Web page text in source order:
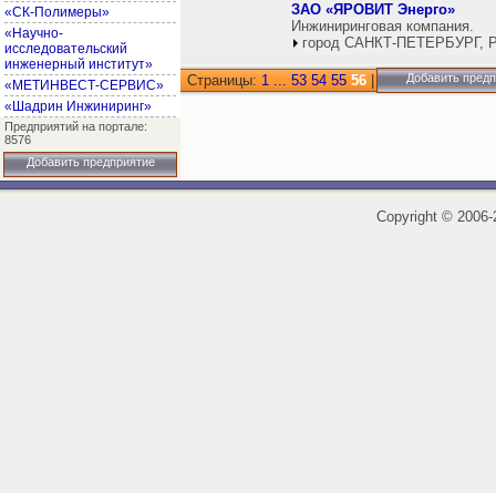
«СК-Полимеры»
«Научно-
исследовательский
инженерный институт»
«МЕТИНВЕСТ-СЕРВИС»
«Шадрин Инжиниринг»
Предприятий на портале:
8576
Добавить предприятие
ЗАО «ЯРОВИТ Энерго»
Инжиниринговая компания.
город САНКТ-ПЕТЕРБУРГ,
Страницы: 1 ... 53 54 55 56 Добавить
Copyright ©